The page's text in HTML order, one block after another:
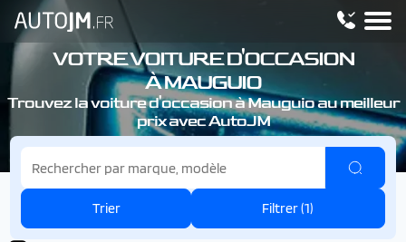
VOTRE VOITURE D'OCCASION
À MAUGUIO
Trouvez la voiture d'occasion à Mauguio au meilleur
prix avec AutoJM
Trier Filtrer (1)